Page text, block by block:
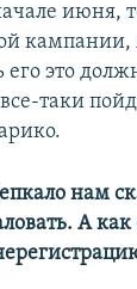
июня,
кампании,
его это
таки
нам
А как